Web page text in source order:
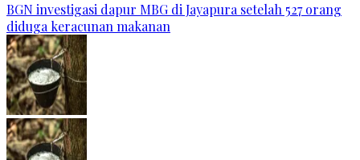
BGN investigasi dapur MBG di Jayapura setelah 527 orang
diduga keracunan makanan